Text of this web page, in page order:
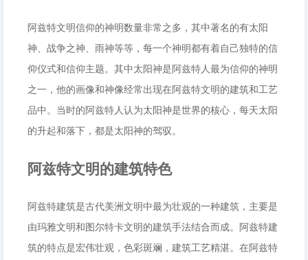
阿兹特文明信仰的神明数量非常之多，其中著名的有太阳
神、战争之神、雨神等等，每一个神明都有着自己独特的信
仰仪式和信仰主题。其中太阳神是阿兹特人最为信仰的神明
之一，他的画像和神像经常出现在阿兹特文明的建筑和工艺
品中。当时的阿兹特人认为太阳神是世界的核心，每天太阳
的升起和落下，都是太阳神的驾驭。
阿兹特文明的建筑特色
阿兹特建筑是古代美洲文明中最为壮观的一种建筑，主要是
由玛雅文明和图尔特卡文明的建筑手法结合而成。阿兹特建
筑的特点是宏伟壮观，色彩斑斓，建筑工艺精湛。在阿兹特